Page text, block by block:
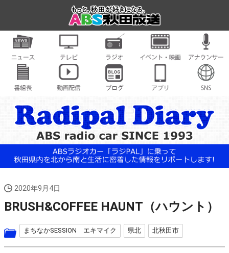
2020年9月4日
BRUSH&COFFEE HAUNT（ハウント）
まちなかSESSION エキマイク 県北 北秋田市